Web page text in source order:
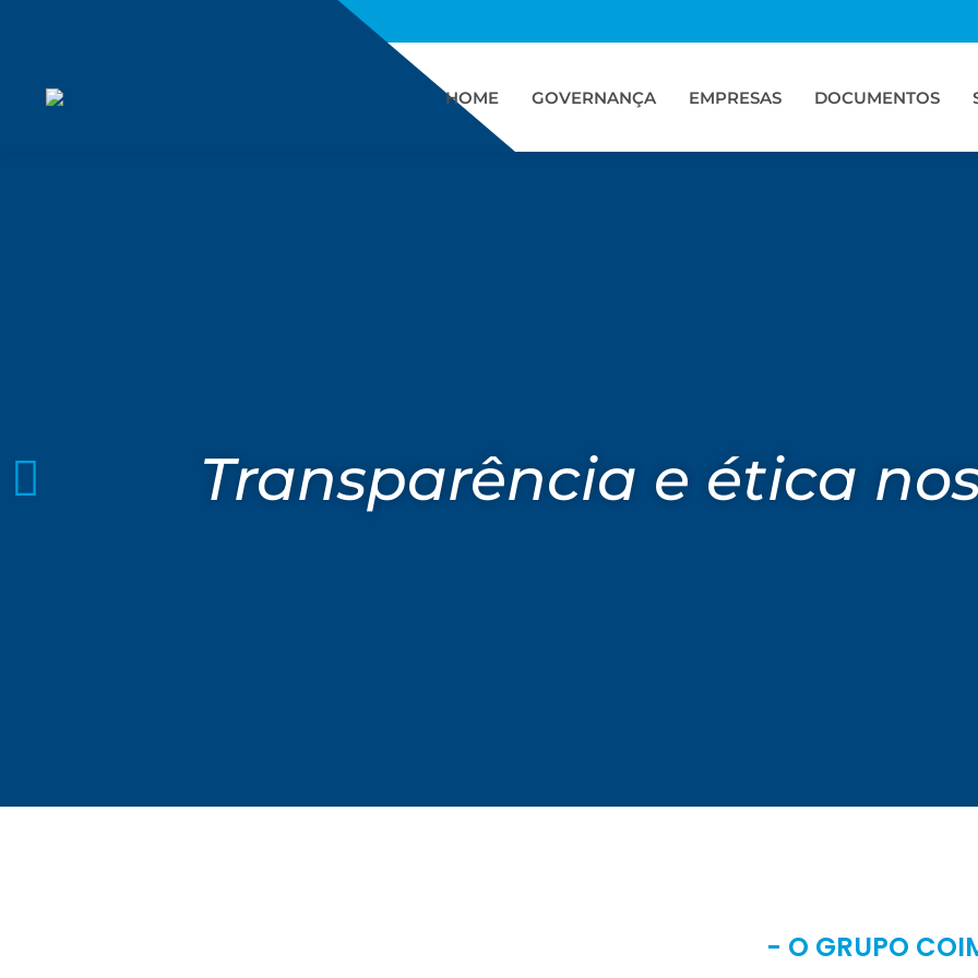
HOME GOVERNANÇA EMPRESAS DOCUMENTOS
Transparência e ética
- O GRUPO